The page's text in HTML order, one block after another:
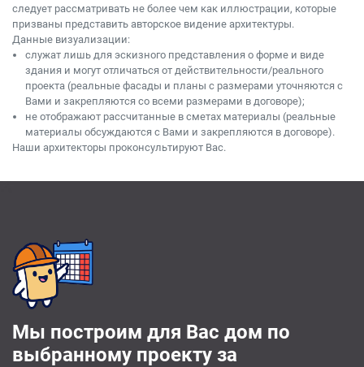
следует рассматривать не более чем как иллюстрации, которые
призваны представить авторское видение архитектуры.
Данные визуализации:
служат лишь для эскизного представления о форме и виде
здания и могут отличаться от действительности/реального
проекта (реальные фасады и планы с размерами уточняются с
Вами и закрепляются со всеми размерами в договоре);
не отображают рассчитанные в сметах материалы (реальные
материалы обсуждаются с Вами и закрепляются в договоре).
Наши архитекторы проконсультируют Вас.
Мы построим для Вас дом по
выбранному проекту за